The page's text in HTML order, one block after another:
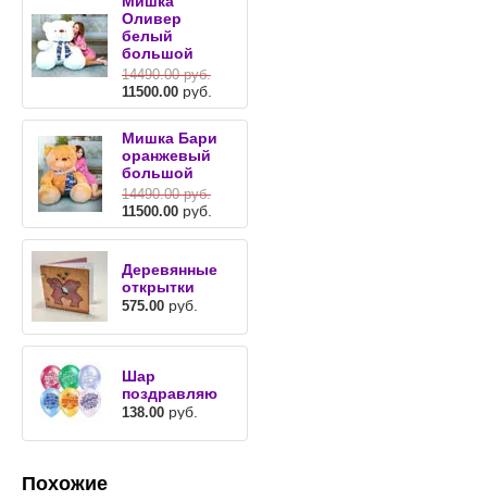
Оливер
белый
большой
14490.00руб.
11500.00 руб.
Мишка Бари
оранжевый
большой
14490.00руб.
11500.00 руб.
Деревянные
открытки
575.00 руб.
Шар
поздравляю
138.00 руб.
Похожие